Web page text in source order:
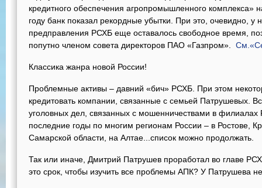
кредитного обеспечения агропромышленного комплекса»
году банк показал рекордные убытки. При это, очевидно, у
предправления РСХБ еще оставалось свободное время,
попутно членом совета директоров ПАО «Газпром».
Классика жанра новой России!
Проблемные активы – давний «бич» РСХБ. При этом
кредитовать компании, связанные с семьей Патрушевых.
уголовных дел, связанных с мошенничествами в филиалах
последние годы по многим регионам России – в Ростове,
Самарской области, на Алтае...список можно продолжать.
Так или иначе, Дмитрий Патрушев проработал во главе
это срок, чтобы изучить все проблемы АПК? У Патрушева